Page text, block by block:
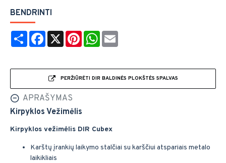
BENDRINTI
Share Facebook
X PinterestWhatsApp
PERŽIŪRĖTI DIR BALDINĖS PLOKŠTĖS SPALVAS
APRAŠYMAS
Kirpyklos Vežimėlis
Kirpyklos vežimėlis DIR Cubex
Karštų įrankių laikymo stalčiai su karščiui atspariais metalo
laikikliais